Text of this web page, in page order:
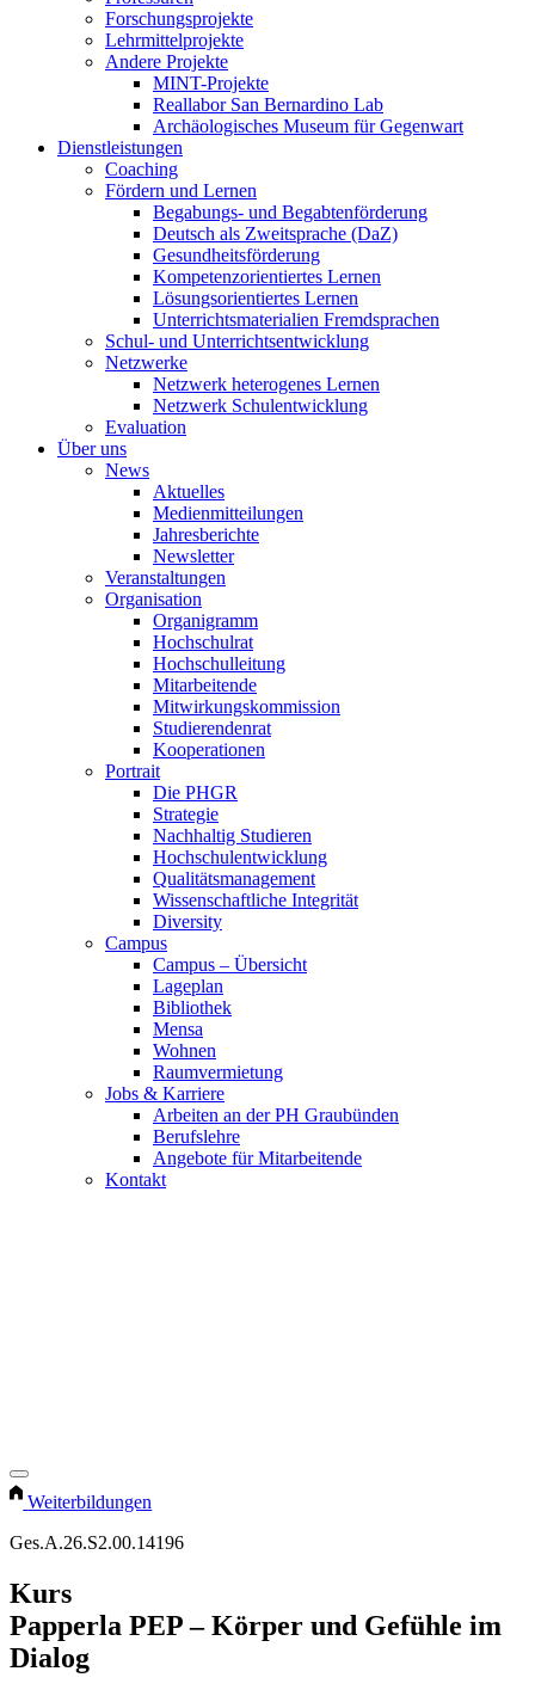
Forschungsprojekte
Lehrmittelprojekte
Andere Projekte
MINT-Projekte
Reallabor San Bernardino Lab
Archäologisches Museum für Gegenwart
Dienstleistungen
Coaching
Fördern und Lernen
Begabungs- und Begabtenförderung
Deutsch als Zweitsprache (DaZ)
Gesundheitsförderung
Kompetenzorientiertes Lernen
Lösungsorientiertes Lernen
Unterrichtsmaterialien Fremdsprachen
Schul- und Unterrichtsentwicklung
Netzwerke
Netzwerk heterogenes Lernen
Netzwerk Schulentwicklung
Evaluation
Über uns
News
Aktuelles
Medienmitteilungen
Jahresberichte
Newsletter
Veranstaltungen
Organisation
Organigramm
Hochschulrat
Hochschulleitung
Mitarbeitende
Mitwirkungskommission
Studierendenrat
Kooperationen
Portrait
Die PHGR
Strategie
Nachhaltig Studieren
Hochschulentwicklung
Qualitätsmanagement
Wissenschaftliche Integrität
Diversity
Campus
Campus – Übersicht
Lageplan
Bibliothek
Mensa
Wohnen
Raumvermietung
Jobs & Karriere
Arbeiten an der PH Graubünden
Berufslehre
Angebote für Mitarbeitende
Kontakt
Weiterbildungen
Ges.A.26.S2.00.14196
Kurs
Papperla PEP – Körper und Gefühle im
Dialog